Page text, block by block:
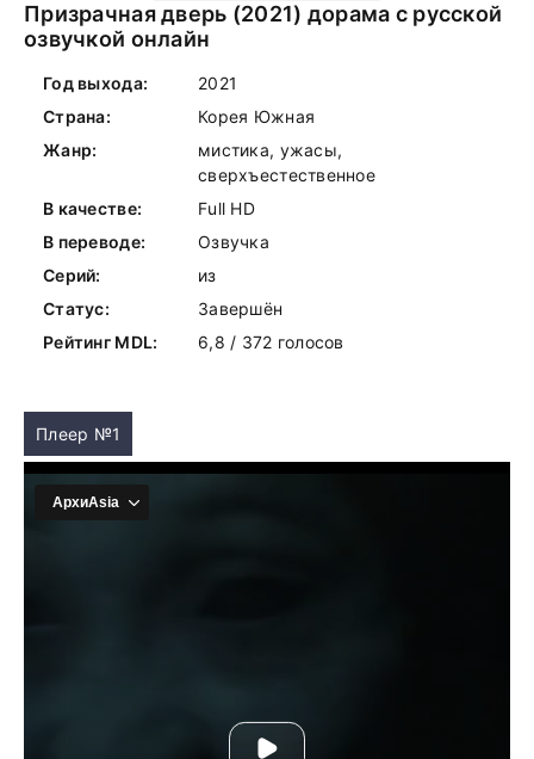
Призрачная дверь (2021) дорама с русской
озвучкой онлайн
Год выхода:
2021
Страна:
Корея Южная
Жанр:
мистика, ужасы,
сверхъестественное
В качестве:
Full HD
В переводе:
Озвучка
Серий:
из
Статус:
Завершён
Рейтинг MDL:
6,8 / 372 голосов
Плеер №1